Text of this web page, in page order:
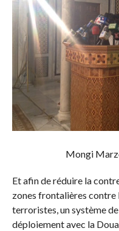
Mongi
Et afin de réduire la
zones frontalières contre
terroristes, un système
déploiement avec la